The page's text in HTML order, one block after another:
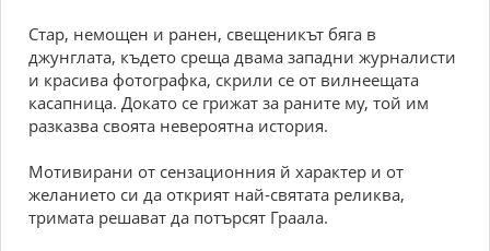
Стар, немощен и ранен, свещеникът бяга в
джунглата, където среща двама западни журналисти
и красива фотографка, скрили се от вилнеещата
касапница. Докато се грижат за раните му, той им
разказва своята невероятна история.
Мотивирани от сензационния й характер и от
желанието си да открият най-святата реликва,
тримата решават да потърсят Граала.